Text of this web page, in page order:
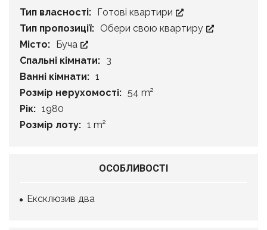
Тип власності:
Готові квартири
Тип пропозиції: Обери свою квартиру
Місто:
Буча
Спальні кімнати: 3
Ванні кімнати: 1
Розмір нерухомості: 54 m²
Рік: 1980
Розмір лоту: 1 m²
ОСОБЛИВОСТІ
Ексклюзив два